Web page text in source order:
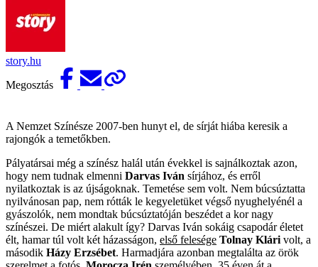
story.hu
Megosztás
A Nemzet Színésze 2007-ben hunyt el, de sírját hiába keresik a
rajongók a temetőkben.
Pályatársai még a színész halál után évekkel is sajnálkoztak azon,
hogy nem tudnak elmenni Darvas Iván sírjához, és erről
nyilatkoztak is az újságoknak. Temetése sem volt. Nem búcsúztatta
nyilvánosan pap, nem rótták le kegyeletüket végső nyughelyénél a
gyászolók, nem mondtak búcsúztatóján beszédet a kor nagy
színészei. De miért alakult így? Darvas Iván sokáig csapodár életet
élt, hamar túl volt két házasságon, első felesége Tolnay Klári volt, a
második Házy Erzsébet. Harmadjára azonban megtalálta az örök